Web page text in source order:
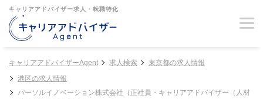
キャリアアドバイザー求人・転職特化
キャリアアドバイザーAgent 求人検索
東京都の求人情報
港区の求人情報
パーソルイノベーション株式会社（正社員・キャリアアドバイザー（人材